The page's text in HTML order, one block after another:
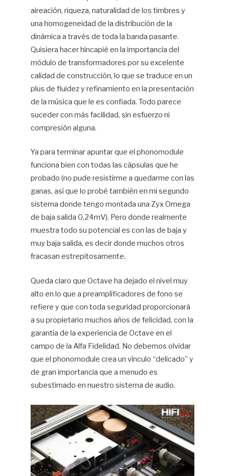
aireación, riqueza, naturalidad de los timbres y
una homogeneidad de la distribución de la
dinámica a través de toda la banda pasante.
Quisiera hacer hincapié en la importancia del
módulo de transformadores por su excelente
calidad de construcción, lo que se traduce en un
plus de fluidez y refinamiento en la presentación
de la música que le es confiada. Todo parece
suceder con más facilidad, sin esfuerzo ni
compresión alguna.
Ya para terminar apuntar que el phonomodule
funciona bien con todas las cápsulas que he
probado (no pude resistirme a quedarme con las
ganas, así que lo probé también en mi segundo
sistema donde tengo montada una Zyx Omega
de baja salida 0,24mV). Pero donde realmente
muestra todo su potencial es con las de baja y
muy baja salida, es decir donde muchos otros
fracasan estrepitosamente.
Queda claro que Octave ha dejado el nivel muy
alto en lo que a preamplificadores de fono se
refiere y que con toda seguridad proporcionará
a su propietario muchos años de felicidad, con la
garantía de la experiencia de Octave en el
campo de la Alfa Fidelidad. No debemos olvidar
que el phonomodule crea un vínculo “delicado” y
de gran importancia que a menudo es
subestimado en nuestro sistema de audio.